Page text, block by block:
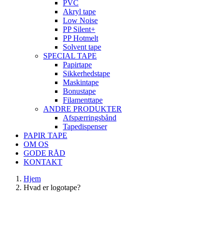
PVC
Akryl tape
Low Noise
PP Silent+
PP Hotmelt
Solvent tape
SPECIAL TAPE
Papirtape
Sikkerhedstape
Maskintape
Bonustape
Filamenttape
ANDRE PRODUKTER
Afspærringsbånd
Tapedispenser
PAPIR TAPE
OM OS
GODE RÅD
KONTAKT
Hjem
Hvad er logotape?